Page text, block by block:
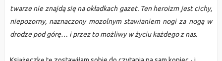
twarze nie znajdą się na okładkach gazet. Ten heroizm jest cichy,
niepozorny, naznaczony mozolnym stawianiem nogi za nogą w
drodze pod górę… i przez to możliwy w życiu każdego z nas.